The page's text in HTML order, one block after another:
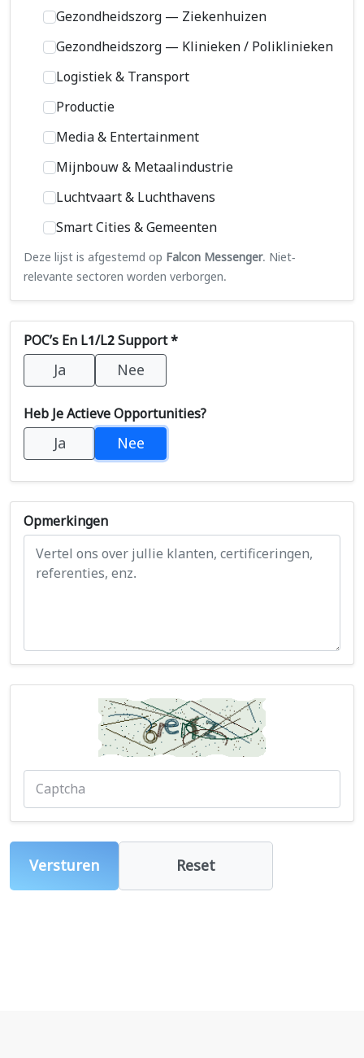
Gezondheidszorg — Ziekenhuizen
Gezondheidszorg — Klinieken / Poliklinieken
Logistiek & Transport
Productie
Media & Entertainment
Mijnbouw & Metaalindustrie
Luchtvaart & Luchthavens
Smart Cities & Gemeenten
Deze lijst is afgestemd op Falcon Messenger. Niet-
relevante sectoren worden verborgen.
POC’s En L1/L2 Support *
Ja Nee
Heb Je Actieve Opportunities?
Ja Nee
Opmerkingen
Versturen Reset